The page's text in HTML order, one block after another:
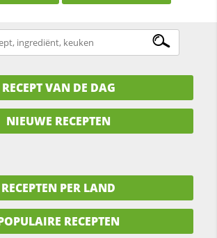
RECEPT VAN DE DAG
NIEUWE RECEPTEN
RECEPTEN PER LAND
RECEPTEN